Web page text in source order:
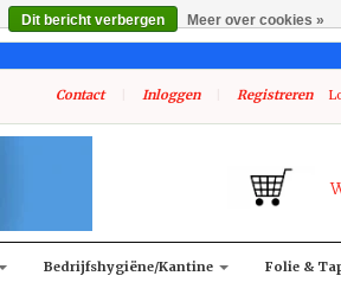
Contact Inloggen Registreren
Bedrijfshygiëne/kantine Folie &
Dit bericht verbergen Meer over cookies »